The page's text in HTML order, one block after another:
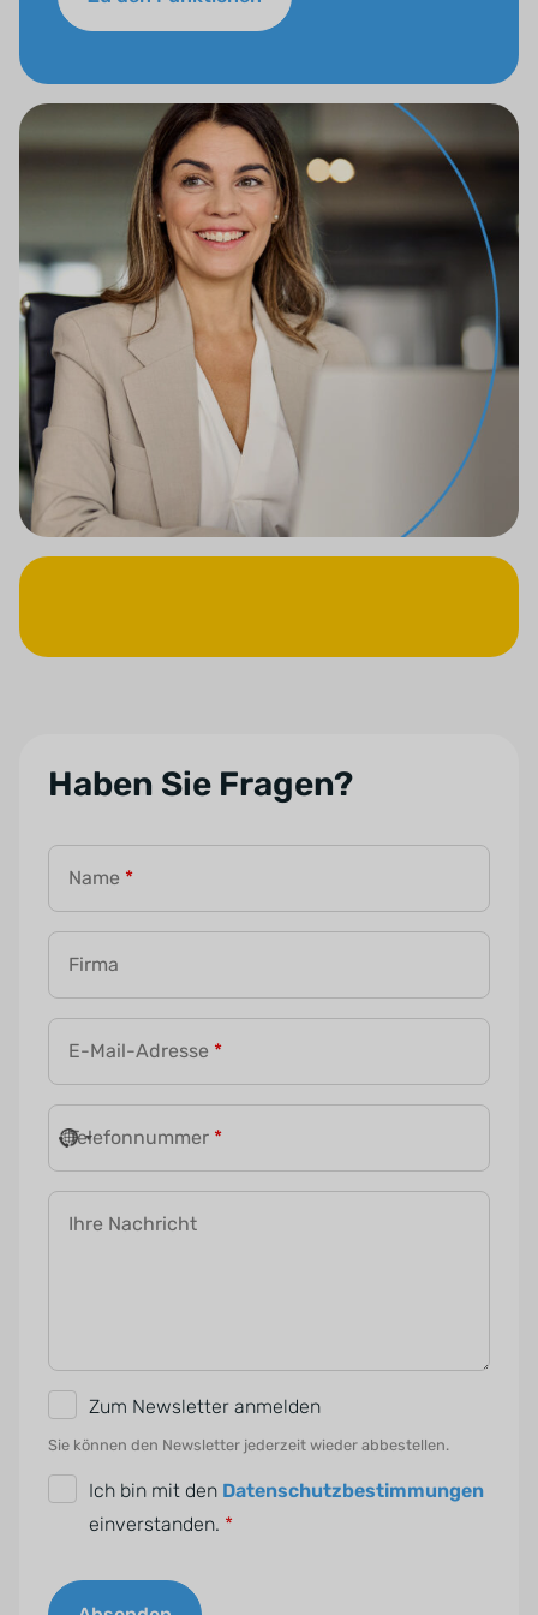
Haben Sie Fragen?
Name *
Firma
E-Mail-Adresse *
Telefonnummer *
Ihre Nachricht
e
w
s
t
Zum Newsletter anmelden
Sie können den Newsletter jederzeit wieder abbestellen.
V
Ich bin mit den Datenschutzbestimmungen
einverstanden. *